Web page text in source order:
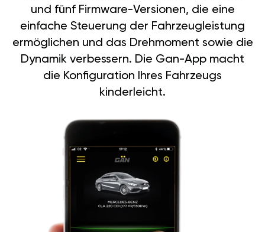
und fünf Firmware-Versionen, die eine
einfache Steuerung der Fahrzeugleistung
ermöglichen und das Drehmoment sowie die
Dynamik verbessern. Die Gan-App macht
die Konfiguration Ihres Fahrzeugs
kinderleicht.